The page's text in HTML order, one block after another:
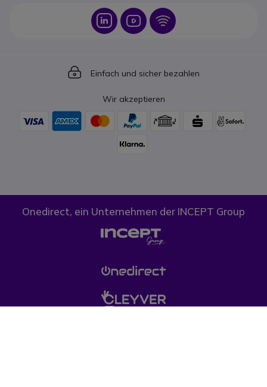
Icon Icon Icon
Icon
Einfach und sicher bezahlen
Wir akzeptieren
Onedirect, ein Unternehmen der INCEPT Group